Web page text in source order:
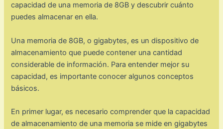
capacidad de una memoria de 8GB y descubrir cuánto
puedes almacenar en ella.
Una memoria de 8GB, o gigabytes, es un dispositivo de
almacenamiento que puede contener una cantidad
considerable de información. Para entender mejor su
capacidad, es importante conocer algunos conceptos
básicos.
En primer lugar, es necesario comprender que la capacidad
de almacenamiento de una memoria se mide en gigabytes